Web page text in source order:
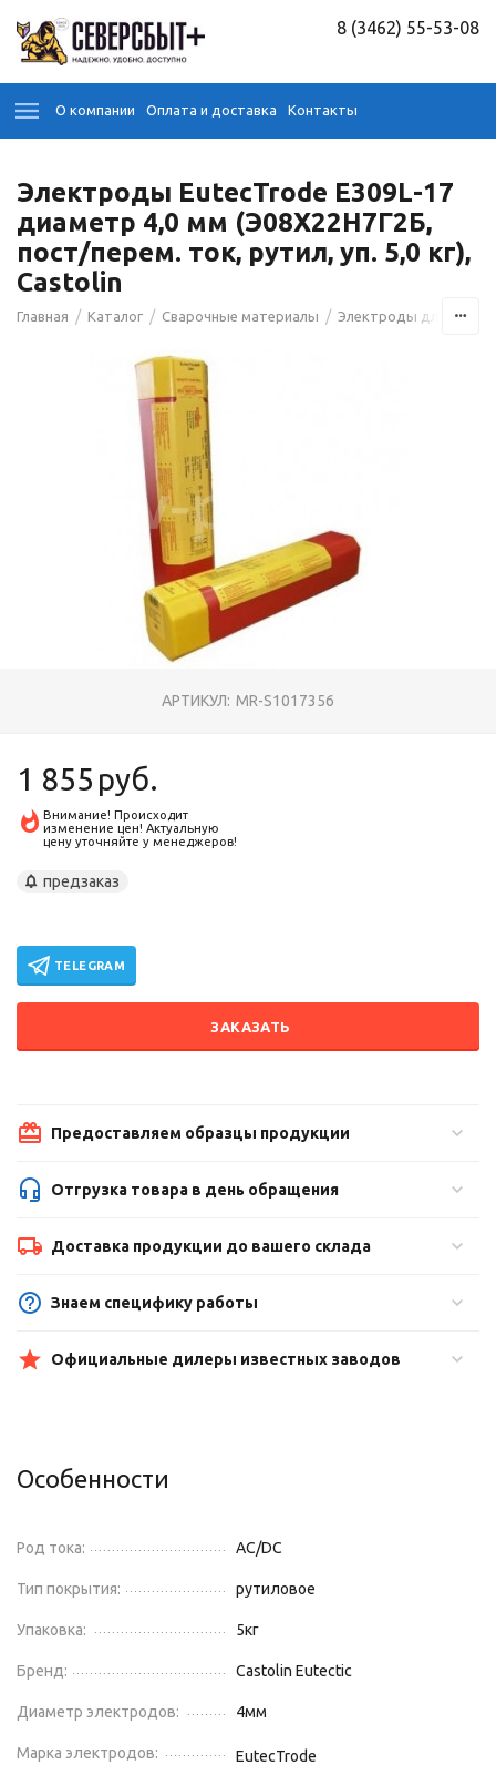
8 (3462) 55-53-08
О компании Оплата и доставка Контакты
Электроды EutecTrode E309L-17
диаметр 4,0 мм (Э08Х22Н7Г2Б,
пост/перем. ток, рутил, уп. 5,0 кг),
Castolin
Главная / Каталог / Сварочные материалы / Электроды для сварки
АРТИКУЛ: MR-S1017356
1 855 руб.
Внимание! Происходит
изменение цен! Актуальную
цену уточняйте у менеджеров!
предзаказ
TELEGRAM
ЗАКАЗАТЬ
Предоставляем образцы продукции
Отгрузка товара в день обращения
Доставка продукции до вашего склада
Знаем специфику работы
Официальные дилеры известных заводов
Особенности
Род тока: AC/DC
Тип покрытия: рутиловое
Упаковка: 5кг
Бренд: Castolin Eutectic
Диаметр электродов: 4мм
Марка электродов: EutecTrode